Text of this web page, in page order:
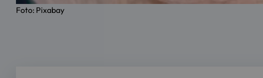
Foto: Pixabay